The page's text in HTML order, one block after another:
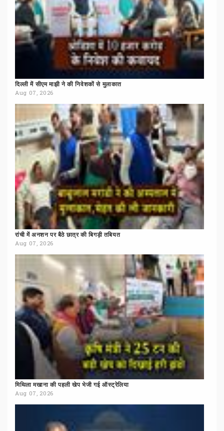
दिल्ली में सीएम माझी ने की निवेशकों से मुलाकात
Aug 07, 2026
रांची में अनशन पर बैठे छात्र की बिगड़ी तबियत
Aug 07, 2026
मिथिला मखाना की पहली खेप भेजी गई ऑस्ट्रेलिया
Aug 07, 2026